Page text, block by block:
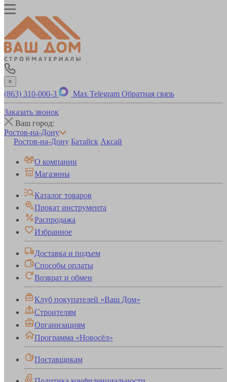
×
(863) 310-000-3 Max Telegram Обратная связь
Заказать звонок
Ваш город:
Ростов-на-Дону
Ростов-на-Дону Батайск Аксай
О компании
Магазины
Каталог товаров
Прокат инструмента
Распродажа
Избранное
Доставка и подъем
Способы оплаты
Возврат и обмен
Клуб покупателей «Ваш Дом»
Строителям
Организациям
Программа «Новосёл»
Поставщикам